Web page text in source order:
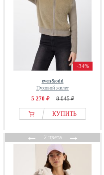
-34%
even&odd
Пуховой жилет
5 270 ₽ 8 045 ₽
КУПИТЬ
←2 цвета→